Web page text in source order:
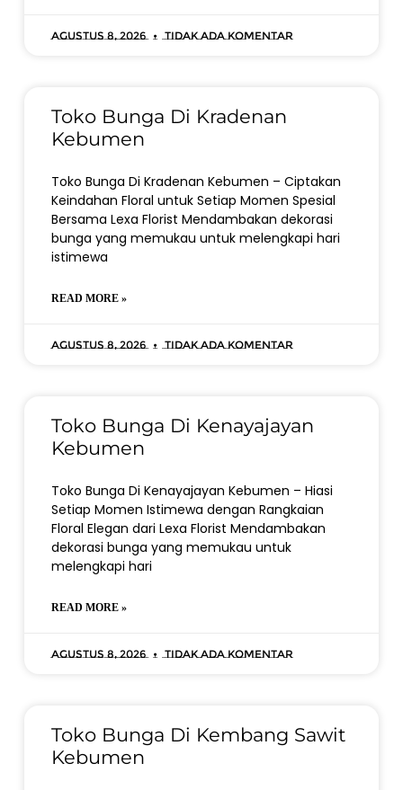
Agustus 8, 2026 Tidak ada komentar
Toko Bunga Di Kradenan
Kebumen
Toko Bunga Di Kradenan Kebumen – Ciptakan
Keindahan Floral untuk Setiap Momen Spesial
Bersama Lexa Florist Mendambakan dekorasi
bunga yang memukau untuk melengkapi hari
istimewa
READ MORE »
Agustus 8, 2026 Tidak ada komentar
Toko Bunga Di Kenayajayan
Kebumen
Toko Bunga Di Kenayajayan Kebumen – Hiasi
Setiap Momen Istimewa dengan Rangkaian
Floral Elegan dari Lexa Florist Mendambakan
dekorasi bunga yang memukau untuk
melengkapi hari
READ MORE »
Agustus 8, 2026 Tidak ada komentar
Toko Bunga Di Kembang Sawit
Kebumen